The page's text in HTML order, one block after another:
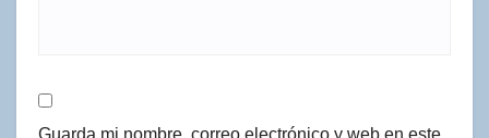
Guarda mi nombre, correo electrónico y web en este